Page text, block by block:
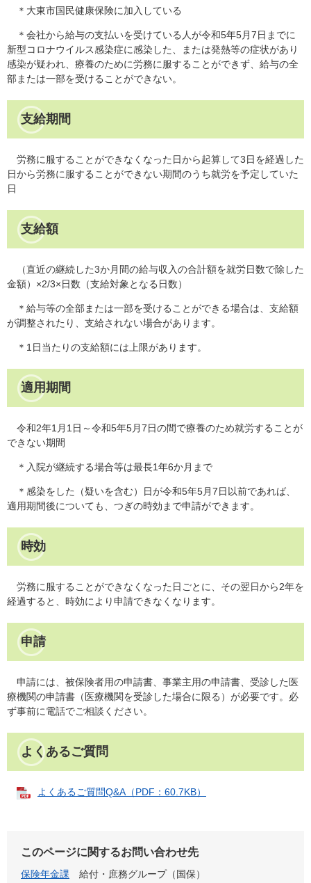
＊大東市国民健康保険に加入している
＊会社から給与の支払いを受けている人が令和5年5月7日までに
新型コロナウイルス感染症に感染した、または発熱等の症状があり
感染が疑われ、療養のために労務に服することができず、給与の全
部または一部を受けることができない。
支給期間
労務に服することができなくなった日から起算して3日を経過した
日から労務に服することができない期間のうち就労を予定していた
日
支給額
（直近の継続した3か月間の給与収入の合計額を就労日数で除した
金額）×2/3×日数（支給対象となる日数）
＊給与等の全部または一部を受けることができる場合は、支給額
が調整されたり、支給されない場合があります。
＊1日当たりの支給額には上限があります。
適用期間
令和2年1月1日～令和5年5月7日の間で療養のため就労することが
できない期間
＊入院が継続する場合等は最長1年6か月まで
＊感染をした（疑いを含む）日が令和5年5月7日以前であれば、
適用期間後についても、つぎの時効まで申請ができます。
時効
労務に服することができなくなった日ごとに、その翌日から2年を
経過すると、時効により申請できなくなります。
申請
申請には、被保険者用の申請書、事業主用の申請書、受診した医
療機関の申請書（医療機関を受診した場合に限る）が必要です。必
ず事前に電話でご相談ください。
よくあるご質問
よくあるご質問Q&A（PDF：60.7KB）
このページに関するお問い合わせ先
保険年金課
給付・庶務グループ（国保）